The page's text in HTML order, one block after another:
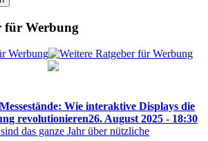
für Werbung
Wie interaktive Displays die
revolutionieren26. August 2025 - 18:30